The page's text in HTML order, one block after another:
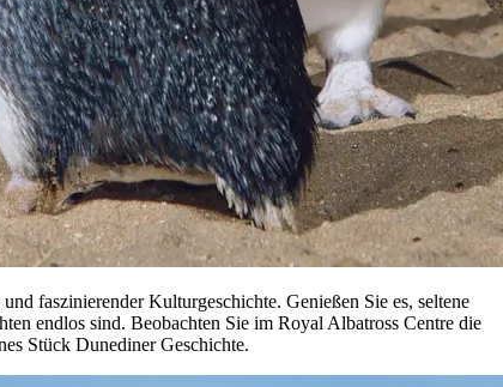
faszinierender Kulturgeschichte. Genießen Sie es, seltene
endlos sind. Beobachten Sie im Royal Albatross Centre die
Stück Dunediner Geschichte.